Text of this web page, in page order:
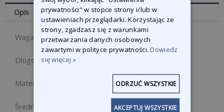
Opis
Waga netto: 0,600 kg
Długość x Szerokość x Wysokość: 400 mm
Materiał: Stal niklowana
Średnica Ø:17 mm
prywatności" w stopce strony i/lub w
ustawieniach przeglądarki. Korzystając ze
strony, zgadzasz się z warunkami
przetwarzania danych osobowych
zawartymi w polityce prywatności.Dowiedz
się więcej »
AKCEPTUJ WSZYSTKIE
ODRZUĆ WSZYSTKIE